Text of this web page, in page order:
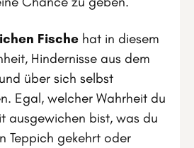
Fische hat in diesem
Hindernisse aus dem
über sich selbst
Egal, welcher Wahrheit du
ausgewichen bist, was du
Teppich gekehrt oder